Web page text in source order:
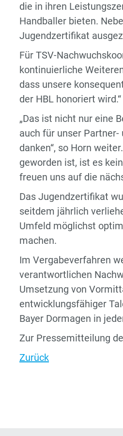
die in ihren
Handballer bieten.
Jugendzertifikat
Für TSV-
kontinuierliche
dass unsere
der HBL honoriert wird.“
„Das ist nicht nur eine
auch für unser
danken“, so Horn
geworden ist, ist es
freuen uns auf die
Das Jugendzertifikat
seitdem jährlich
Umfeld möglichst
machen.
Im Vergabeverfahren
verantwortlichen
Umsetzung von
entwicklungsfähiger
Bayer Dormagen in
Zur Pressemitteilung
Zurück